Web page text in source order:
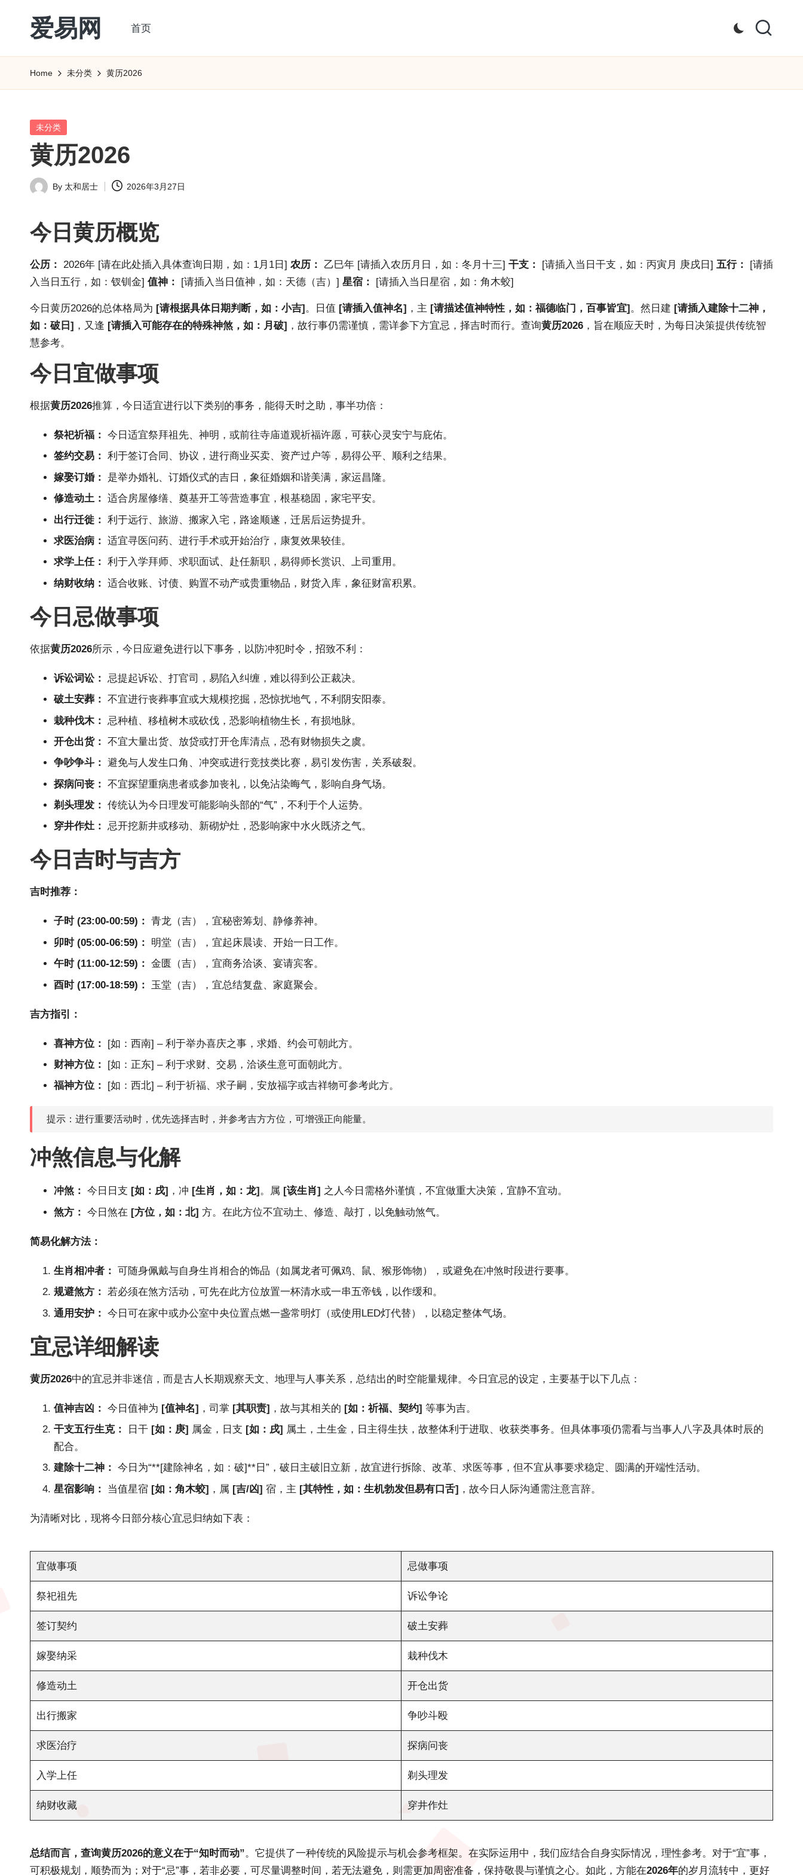
爱易网
历
阳
转
农
历
历
询
_2ebc.com
首页
Home 未分类 黄历2026
Posted
未分类
黄历2026
Posted
By 太和居士 2026年3月27日
今日 黄历概览
公历： 2026年 [请在此处插入具体查询日期，如：1月1日] 农历： 乙巳年 [请插入农历月日，如：冬月十三] 干支： [请插入当日干支，如：丙寅月 庚戌日] 五行：
[请插
入当日五行，如：钗钏金] 值神： [请插入当日值神，如：天德（吉）] 星宿： [请插入当日星宿，如：角木蛟]
今日 黄历2026的总体格局为 [请根据具体日期判断，如：小吉]。日值 [请插入值神名] ，主 [请描述值神特性，如：福德临门，百事皆宜]。然日建 [请插入建除十二神，
如：破日] ，又逢 [请插入可能存在的特殊神煞，如：月破] ，故行事仍需谨慎，需详参下方宜忌，择吉时而行。查询黄历2026 ，旨在顺应天时，为每日决策提供传统智
慧参考。
今日宜做事项
根据黄历2026推算，今日适宜进行以下类别的事务，能得天时之助，事半功倍：
祭祀祈福： 今日适宜祭拜祖先、神明，或前往寺庙道观祈福许愿，可获心灵安宁与庇佑。
签约交易： 利于签订合同、协议，进行商业买卖、资产过户等，易得公平、顺利之结果。
嫁娶订婚：
是举办婚礼、订婚仪式的吉日，象征婚姻和谐美满，家运昌隆。
修造动土： 适合房屋修缮、奠基开工等营造事宜，根基稳固，家宅平安。
出行迁徙： 利于远行、旅游、搬家入宅，路途顺遂，迁居后运势提升。
求医治病： 适宜寻医问药、进行手术或开始治疗，康复效果较佳。
求学上任： 利于入学拜师、求职面试、赴任新职，易得师长赏识、上司重用。
纳财收纳： 适合收账、讨债、购置不动产或贵重物品，财货入库，象征财富积累。
今日忌做事项
依据黄历2026所示，今日应避免进行以下事务，以防冲犯时令，招致不利：
诉讼词讼：
忌提起诉讼、打官司，易陷入纠缠，难以得到公正裁决。
破土安葬： 不宜进行丧葬事宜或大规模挖掘，恐惊扰地气，不利阴安阳泰。
栽种伐木：
忌种植、移植树木或砍伐，恐影响植物生长，有损地脉。
开仓出货： 不宜大量出货、放贷或打开仓库清点，恐有财物损失之虞。
争吵争斗： 避免与人发生口角、冲突或进行竞技类比赛，易引发伤害，关系破裂。
探病问丧： 不宜探望重病患者或参加丧礼，以免沾染晦气，影响自身气场。
剃头理发： 传统认为今日理发可能影响头部的“气”，不利于个人运势。
穿井作灶： 忌开挖新井或移动、新砌炉灶，恐影响家中水火既济之气。
今日吉时与吉方
吉时推荐：
子时 (23:00-00:59)： 青龙（吉），宜秘密筹划、静修养神。
卯时 (05:00-06:59)：
明堂（吉），宜起床晨读、开始一日工作。
午时 (11:00-12:59)： 金匮（吉），宜商务洽谈、宴请宾客。
酉时 (17:00-18:59)：
玉堂（吉），宜总结复盘、家庭聚会。
吉方指引：
喜神方位：
[如：西南] – 利于举办喜庆之事，求婚、约会可朝此方。
财神方位：
[如：正东] – 利于求财、交易，洽谈生意可面朝此方。
福神方位：
[如：西北] – 利于祈福、求子嗣，安放福字或吉祥物可参考此方。
提示：进行重要活动时，优先选择吉时，并参考吉方方位，可增强正向能量。
冲煞信息与化解
冲煞： 今日日支 [如：戌] ，冲 [生肖 ，如：龙] 。属 [该生肖] 之人今日需格外谨慎，不宜做重大决策，宜静不宜动。
煞方： 今日煞在 [方位，如：北] 方。在此方位不宜动土、修造、敲打，以免触动煞气。
简易化解方法：
生肖相冲者： 可随身佩戴与自身生肖相合的饰品（如属龙者可佩鸡、鼠、猴形饰物），或避免在冲煞时段进行要事。
规避煞方： 若必须在煞方活动，可先在此方位放置一杯清水或一串五帝钱，以作缓和。
通用安护： 今日可在家中或办公室中央位置点燃一盏常明灯（或使用LED灯代替），以稳定整体气场。
宜忌详细解读
黄历2026中的宜忌并非迷信，而是古人长期观察天文、地理与人事关系，总结出的时空能量规律。今日宜忌的设定，主要基于以下几点：
值神吉凶： 今日值神为 [值神名] ，司掌 [其职责] ，故与其相关的 [如：祈福、契约] 等事为吉。
干支五行生克：
日干 [如：庚] 属金，日支 [如：戌] 属土，土生金，日主得生扶，故整体利于进取、收获类事务。但具体事项仍需看与当事人八字及具体时辰的
配合。
建除十二神： 今日为“**[建除神名，如：破]**日”，破日主破旧立新，故宜进行拆除、改革、求医等事，但不宜从事要求稳定、圆满的开端性活动。
星宿影响：
当值星宿 [如：角木蛟] ，属 [吉/凶] 宿，主 [其特性，如：生机勃发但易有口舌] ，故今日人际沟通需注意言辞。
为清晰对比，现将今日部分核心宜忌归纳如下表：
宜做事项 忌做事项
祭祀祖先 诉讼争论
签订契约 破土安葬
嫁娶纳采 栽种伐木
修造动土 开仓出货
出行搬家 争吵斗殴
求医治疗 探病问丧
入学上任 剃头理发
纳财收藏 穿井作灶
总结而言，查询黄历2026的意义在于“知时而动”。它提供了一种传统的风险提示与机会参考框架。在实际运用中，我们应结合自身实际情况，理性参考。对于“宜”事，
可积极规划，顺势而为；对于“忌”事，若非必要，可尽量调整时间，若无法避免，则需更加周密准备，保持敬畏与谨慎之心。如此，方能在2026年的岁月流转中，更好